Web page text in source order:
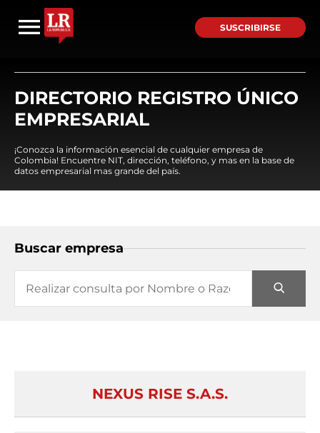
SUSCRIBIRSE
DIRECTORIO REGISTRO ÚNICO
EMPRESARIAL
¡Conozca la información esencial de cualquier empresa de
Colombia! Encuentre NIT, dirección, teléfono, y mas en la base de
datos empresarial mas grande del país.
Buscar empresa
NEXUS RISE S.A.S.